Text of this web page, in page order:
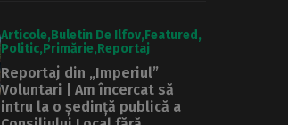
Articole Buletin De Ilfov Featured
Politic Primărie Reportaj
Reportaj din „Imperiul”
Voluntari | Am încercat să
intru la o ședință publică a